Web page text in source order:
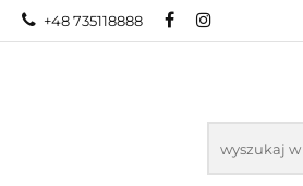
+48 735118888
KATEGORIE NOWOŚCI